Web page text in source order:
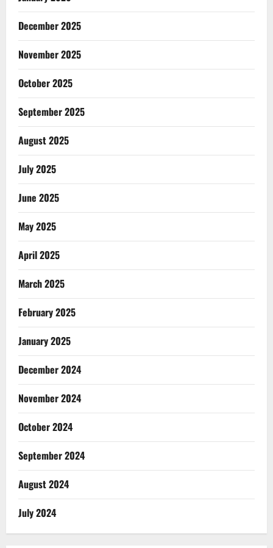
December 2025
November 2025
October 2025
September 2025
August 2025
July 2025
June 2025
May 2025
April 2025
March 2025
February 2025
January 2025
December 2024
November 2024
October 2024
September 2024
August 2024
July 2024